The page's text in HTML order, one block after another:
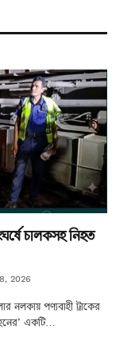
চালকসহ নিহত
2026
নলকায় পণ্যবাহী ট্রাকের
একটি…